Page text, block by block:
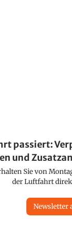
passiert:
und
Sie von
der Luftfahrt
Newsletter